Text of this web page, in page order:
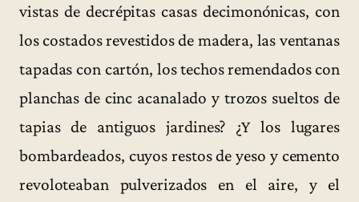
vistas de decrépitas casas decimonónicas, con
los costados revestidos de madera, las ventanas
tapadas con cartón, los techos remendados con
planchas de cinc acanalado y trozos sueltos de
tapias de antiguos jardines? ¿Y los lugares
bombardeados, cuyos restos de yeso y cemento
revoloteaban pulverizados en el aire, y el